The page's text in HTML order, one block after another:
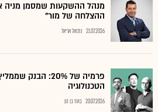
מנהל ההשקעות שמסמן מניה
ההצלחה של מור"
21.07.2026 נתנאל אריאל
פרמיה של 20%:
הטכנולוגיה
20.07.2026 בועז בן נון